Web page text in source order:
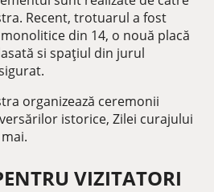
Recent, trotuarul a fost
din 14, o nouă placă
si spațiul din jurul
organizează ceremonii
istorice, Zilei curajului
VIZITATORI